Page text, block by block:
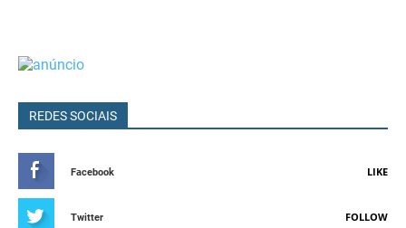
REDES SOCIAIS
Facebook LIKE
Twitter FOLLOW